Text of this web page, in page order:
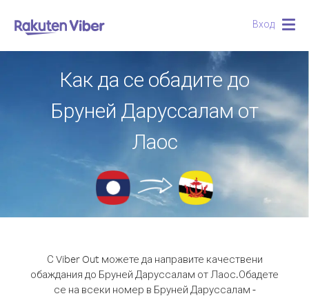
Вход
Как да се обадите до
Бруней Даруссалам от
Лаос
С Viber Out можете да направите качествени
обаждания до Бруней Даруссалам от Лаос.Обадете
се на всеки номер в Бруней Даруссалам -